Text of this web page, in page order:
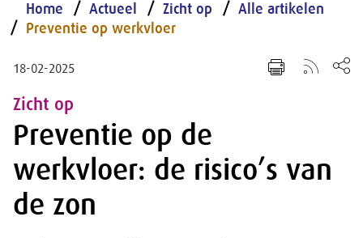
Home Actueel Zicht op
Alle artikelen
Preventie op werkvloer
18-02-2025
Zicht op
Preventie op de
werkvloer: de risico’s van
de zon